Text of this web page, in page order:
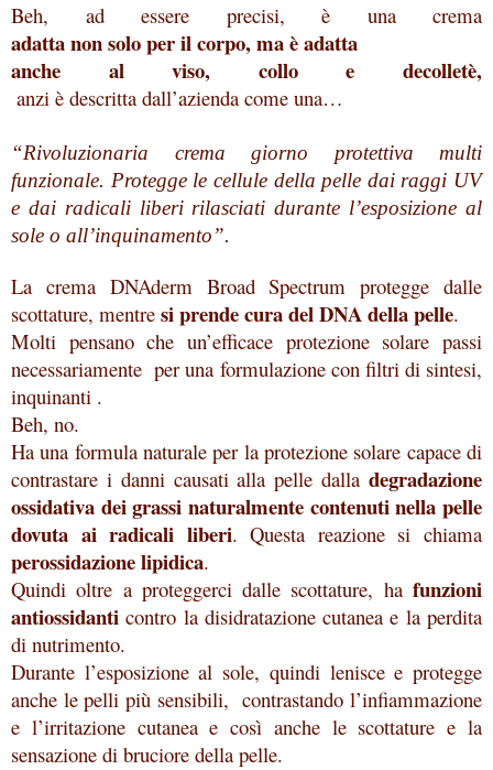
Beh, ad essere precisi, è una crema
adatta non solo per il corpo, ma è adatta
anche al viso, collo e decolletè,
anzi è descritta dall’azienda come una…
“Rivoluzionaria crema giorno protettiva multi
funzionale. Protegge le cellule della pelle dai raggi UV
e dai radicali liberi rilasciati durante l’esposizione al
sole o all’inquinamento”.
La crema DNAderm Broad Spectrum protegge dalle
scottature, mentre si prende cura del DNA della pelle.
Molti pensano che un’efficace protezione solare passi
necessariamente per una formulazione con filtri di sintesi,
inquinanti .
Beh, no.
Ha una formula naturale per la protezione solare capace di
contrastare i danni causati alla pelle dalla degradazione
ossidativa dei grassi naturalmente contenuti nella pelle
dovuta ai radicali liberi. Questa reazione si chiama
perossidazione lipidica.
Quindi oltre a proteggerci dalle scottature, ha funzioni
antiossidanticontro la disidratazione cutanea e la perdita
di nutrimento.
Durante l’esposizione al sole, quindi lenisce e protegge
anche le pelli più sensibili, contrastando l’infiammazione
e l’irritazione cutanea e così anche le scottature e la
sensazione di bruciore della pelle.